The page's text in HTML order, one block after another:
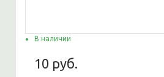
В наличии
10 руб.